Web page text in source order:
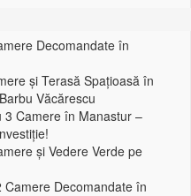
Decomandate în
și Terasă Spațioasă în
Văcărescu
3 Camere în Manastur –
și Vedere Verde pe
Decomandate în